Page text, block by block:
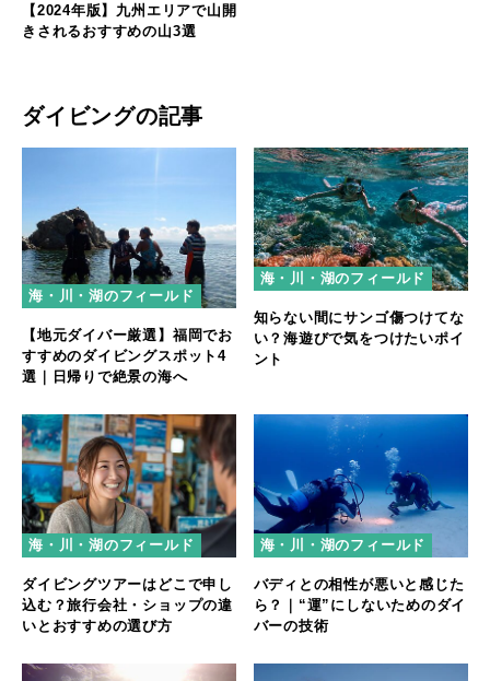
【2024年版】九州エリアで山開
きされるおすすめの山3選
ダイビングの記事
海・川・湖のフィールド
【地元ダイバー厳選】福岡でお
すすめのダイビングスポット4
選｜日帰りで絶景の海へ
海・川・湖のフィールド
知らない間にサンゴ傷つけてな
い？海遊びで気をつけたいポイ
ント
海・川・湖のフィールド
ダイビングツアーはどこで申し
込む？旅行会社・ショップの違
いとおすすめの選び方
海・川・湖のフィールド
バディとの相性が悪いと感じた
ら？｜“運”にしないためのダイ
バーの技術